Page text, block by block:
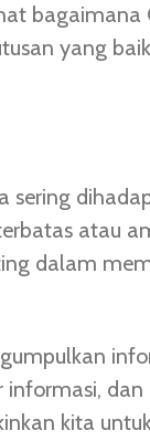
bagaimana
yang
sering
atau
dalam
kita